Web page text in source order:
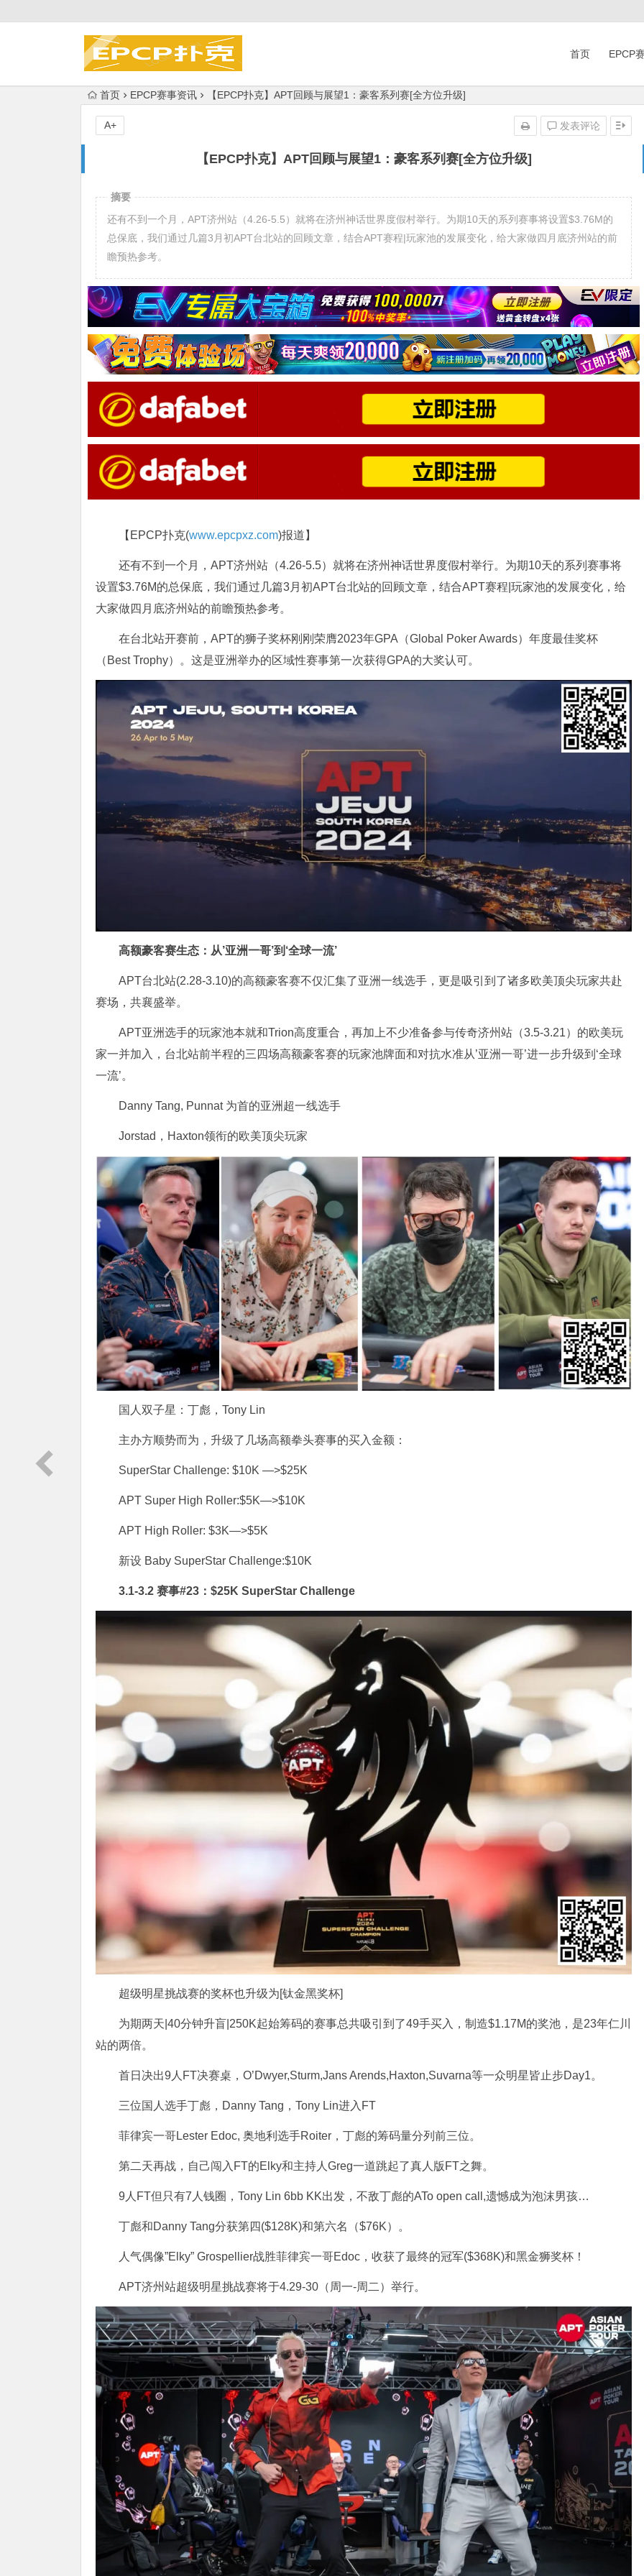
首页 EPCP
首页 EPCP赛事资讯 【EPCP扑克】APT回顾与展望1：豪客系列赛[全方位升级]
【EPCP扑克】APT回顾与展望1：豪客系列赛[全方位升级]
发表评论
A+
摘要
还有不到一个月，APT济州站（4.26-5.5）就将在济州神话世界度假村举行。为期10天的系列赛事将设置$3.76M的
总保底，我们通过几篇3月初APT台北站的回顾文章，结合APT赛程|玩家池的发展变化，给大家做四月底济州站的前
瞻预热参考。
【EPCP扑克(www.epcpxz.com)报道】
还有不到一个月，APT济州站（4.26-5.5）就将在济州神话世界度假村举行。为期10天的系列赛事将
设置$3.76M的总保底，我们通过几篇3月初APT台北站的回顾文章，结合APT赛程|玩家池的发展变化，给
大家做四月底济州站的前瞻预热参考。
在台北站开赛前，APT的狮子奖杯刚刚荣膺2023年GPA（Global Poker Awards）年度最佳奖杯
（Best Trophy）。这是亚洲举办的区域性赛事第一次获得GPA的大奖认可。
高额豪客赛生态：从’亚洲一哥’到‘全球一流’
APT台北站(2.28-3.10)的高额豪客赛不仅汇集了亚洲一线选手，更是吸引到了诸多欧美顶尖玩家共赴
赛场，共襄盛举。
APT亚洲选手的玩家池本就和Trion高度重合，再加上不少准备参与传奇济州站（3.5-3.21）的欧美玩
家一并加入，台北站前半程的三四场高额豪客赛的玩家池牌面和对抗水准从’亚洲一哥’进一步升级到‘全球
一流’。
Danny Tang, Punnat 为首的亚洲超一线选手
Jorstad，Haxton领衔的欧美顶尖玩家
国人双子星：丁彪，Tony Lin
主办方顺势而为，升级了几场高额拳头赛事的买入金额：
SuperStar Challenge: $10K —>$25K
APT Super High Roller:$5K—>$10K
APT High Roller: $3K—>$5K
新设 Baby SuperStar Challenge:$10K
3.1-3.2 赛事#23：$25K SuperStar Challenge
超级明星挑战赛的奖杯也升级为[钛金黑奖杯]
为期两天|40分钟升盲|250K起始筹码的赛事总共吸引到了49手买入，制造$1.17M的奖池，是23年仁川
站的两倍。
首日决出9人FT决赛桌，O’Dwyer,Sturm,Jans Arends,Haxton,Suvarna等一众明星皆止步Day1。
三位国人选手丁彪，Danny Tang，Tony Lin进入FT
菲律宾一哥Lester Edoc, 奥地利选手Roiter，丁彪的筹码量分列前三位。
第二天再战，自己闯入FT的Elky和主持人Greg一道跳起了真人版FT之舞。
9人FT但只有7人钱圈，Tony Lin 6bb KK出发，不敌丁彪的ATo open call,遗憾成为泡沫男孩…
丁彪和Danny Tang分获第四($128K)和第六名（$76K）。
人气偶像”Elky” Grospellier战胜菲律宾一哥Edoc，收获了最终的冠军($368K)和黑金狮奖杯！
APT济州站超级明星挑战赛将于4.29-30（周一-周二）举行。